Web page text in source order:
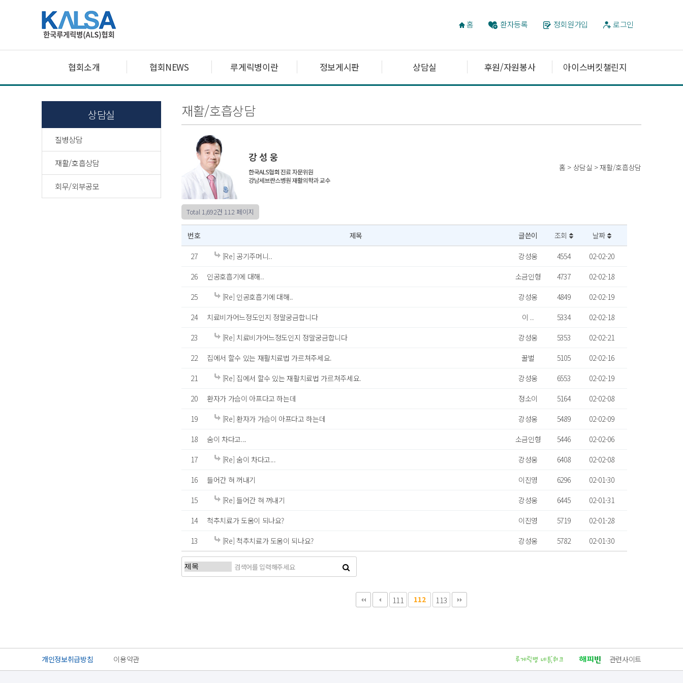
홈 환자등록 정회원가입 로그인
협회소개 협회NEWS 루게릭병이란 정보게시판 상담실 후원/자원봉사 아이스버킷챌린지
상담실
질병상담
재활/호흡상담
회무/외부공모
재활/호흡상담
홈 > 상담실 > 재활/호흡상담
Total 1,692건 112 페이지
번호 제목 글쓴이 조회 날짜
27 [Re] 공기주머니.. 강성웅 4554
02-02-20
26
인공호흡기에 대해.. 소금인형 4737
02-02-18
25
[Re] 인공호흡기에 대해.. 강성웅 4849
02-02-19
24
치료비가어느정도인지 정말궁금합니다 이 .. 5334
02-02-18
23
[Re] 치료비가어느정도인지 정말궁금합니다 강성웅 5353
02-02-21
22
집에서 할수 있는 재활치료법 가르쳐주세요. 꿀벌 5105
02-02-16
21
[Re] 집에서 할수 있는 재활치료법 가르쳐주세요. 강성웅 6553
02-02-19
20
환자가 가슴이 아프다고 하는데 정소이 5164
02-02-08
19
[Re] 환자가 가슴이 아프다고 하는데 강성웅 5489
02-02-09
18
숨이 차다고... 소금인형 5446
02-02-06
17
[Re] 숨이 차다고... 강성웅 6408
02-02-08
16
들어간 혀 꺼내기 이진영 6296
02-01-30
15
[Re] 들어간 혀 꺼내기 강성웅 6445
02-01-31
14
척추치료가 도움이 되나요? 이진영 5719
02-01-28
13
[Re] 척추치료가 도움이 되나요? 강성웅 5782 02-01-30
111 112 113
개인정보취급방침 이용약관 관련사이트